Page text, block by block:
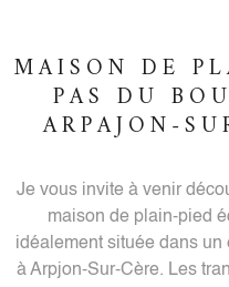
MAISON DE
PAS DU
ARPAJON-
Je vous invite à venir
maison de plain-pied
idéalement située dans
à Arpjon-Sur-Cère. Les